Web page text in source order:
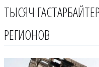
ТЫСЯЧ
РЕГИОНОВ